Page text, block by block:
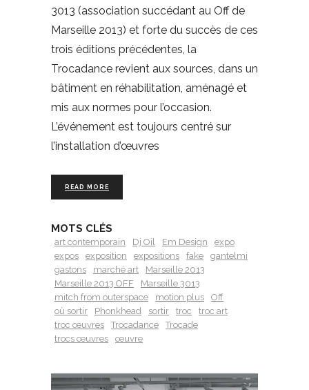
3013 (association succédant au Off de
Marseille 2013) et forte du succès de ces
trois éditions précédentes, la
Trocadance revient aux sources, dans un
bâtiment en réhabilitation, aménagé et
mis aux normes pour l’occasion.
L’événement est toujours centré sur
l’installation d’œuvres
READ MORE
MOTS CLÉS
art contemporain Dj Oil Em Design
expo
expos
exposition expositions fake
gantelmi
gastons
marché art
Marseille 2013
Marseille 2013 OFF
Marseille 3013
mitch from outerspace
motion plus
Off
où sortir
Phonkhead sortir troc
troc art
troc œuvres
Trocadance
Trocade
trocs œuvres
œuvre